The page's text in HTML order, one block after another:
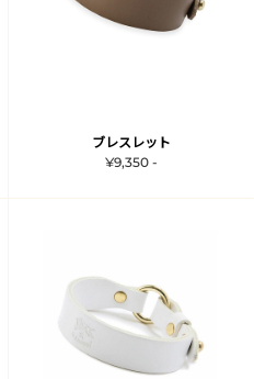
ブレスレット
¥9,350 -